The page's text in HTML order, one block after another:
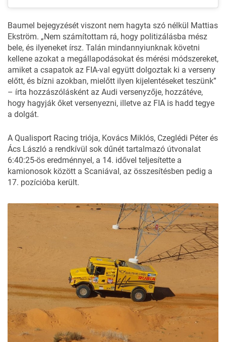
Baumel bejegyzését viszont nem hagyta szó nélkül Mattias
Ekström. „Nem számítottam rá, hogy politizálásba mész
bele, és ilyeneket írsz. Talán mindannyiunknak követni
kellene azokat a megállapodásokat és mérési módszereket,
amiket a csapatok az FIA-val együtt dolgoztak ki a verseny
előtt, és bízni azokban, mielőtt ilyen kijelentéseket teszünk”
– írta hozzászólásként az Audi versenyzője, hozzátéve,
hogy hagyják őket versenyezni, illetve az FIA is hadd tegye
a dolgát.
A Qualisport Racing triója, Kovács Miklós, Czeglédi Péter és
Ács László a rendkívül sok dűnét tartalmazó útvonalat
6:40:25-ös eredménnyel, a 14. idővel teljesítette a
kamionosok között a Scaniával, az összesítésben pedig a
17. pozícióba került.